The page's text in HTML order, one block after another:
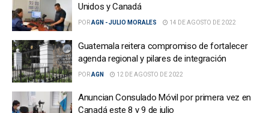
Unidos y Canadá
PORAGN - JULIO MORALES 14 DE AGOSTO DE 2022
Guatemala reitera compromiso de fortalecer
agenda regional y pilares de integración
PORAGN 12 DE AGOSTO DE 2022
Anuncian Consulado Móvil por primera vez en
Canadá este 8 y 9 de julio